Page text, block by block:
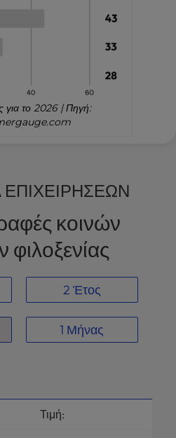
για το 2026 | Πηγή:
ΕΠΙΧΕΙΡΗΣΕΩΝ
κοινών
2 Έτος
1 Μήνας
Τιμή: